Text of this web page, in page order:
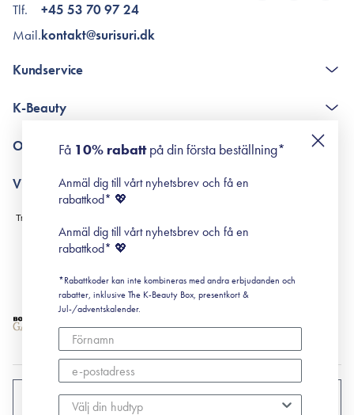
Tlf.
Mail.
+45 53 70 97 24
kontakt@surisuri.dk
Kundservice
Poängshop - frågor och svar
K-Beauty
Retinol för nybörjare
Om Surisuri
Black Friday
Villkor
Leverans & Retur
Köpvillkor
Prenumerationsvillkor
Cookiepolicy
SVERIGE
Få 10% rabattpå din första beställning*
Anmäl dig till vårt nyhetsbrev och få en
rabattkod* 💖
Anmäl dig till vårt nyhetsbrev och få en
rabattkod* 💖
*Rabattkoder kan inte kombineras med andra erbjudanden och
rabatter, inklusive The K-Beauty Box, presentkort &
Jul-/adventskalender.